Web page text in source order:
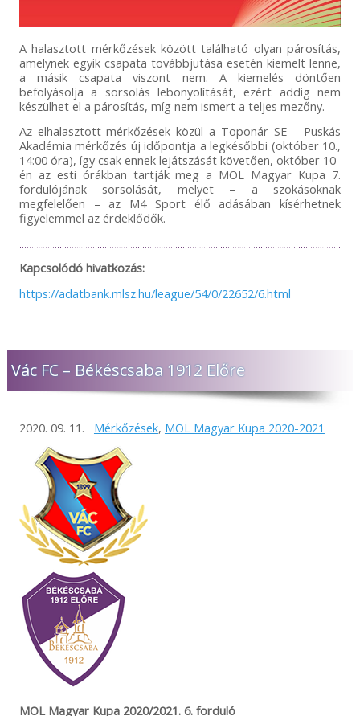
A halasztott mérkőzések között található olyan párosítás,
amelynek egyik csapata továbbjutása esetén kiemelt lenne,
a másik csapata viszont nem. A kiemelés döntően
befolyásolja a sorsolás lebonyolítását, ezért addig nem
készülhet el a párosítás, míg nem ismert a teljes mezőny.
Az elhalasztott mérkőzések közül a Toponár SE – Puskás
Akadémia mérkőzés új időpontja a legkésőbbi (október 10.,
14:00 óra), így csak ennek lejátszását követően, október 10-
én az esti órákban tartják meg a MOL Magyar Kupa 7.
fordulójának sorsolását, melyet – a szokásoknak
megfelelően – az M4 Sport élő adásában kísérhetnek
figyelemmel az érdeklődők.
Kapcsolódó hivatkozás:
https://adatbank.mlsz.hu/league/54/0/22652/6.html
Vác FC – Békéscsaba 1912 Előre
2020. 09. 11. Mérkőzések, MOL Magyar Kupa 2020-2021
MOL Magyar Kupa 2020/2021. 6. forduló